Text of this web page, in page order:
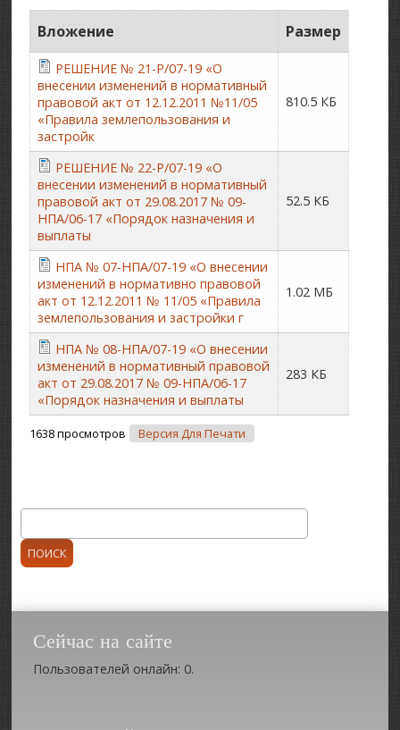
Вложение Размер
РЕШЕНИЕ № 21-Р/07-19 «О
внесении изменений в нормативный
правовой акт от 12.12.2011 №11/05
«Правила землепользования и
застройк
810.5 КБ
РЕШЕНИЕ № 22-Р/07-19 «О
внесении изменений в нормативный
правовой акт от 29.08.2017 № 09-
НПА/06-17 «Порядок назначения и
выплаты
52.5 КБ
НПА № 07-НПА/07-19 «О внесении
изменений в нормативно правовой
акт от 12.12.2011 № 11/05 «Правила
землепользования и застройки г
1.02 МБ
НПА № 08-НПА/07-19 «О внесении
изменений в нормативный правовой
акт от 29.08.2017 № 09-НПА/06-17
«Порядок назначения и выплаты
283 КБ
1638 просмотров Версия Для Печати
Форма поиска
Сейчас на сайте
Пользователей онлайн: 0.